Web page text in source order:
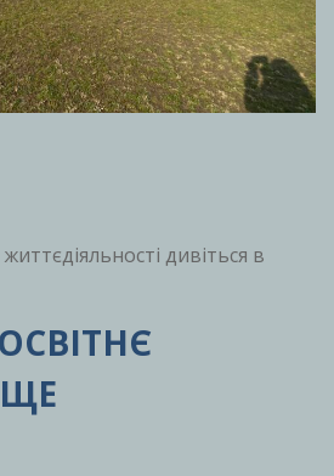
дивіться в